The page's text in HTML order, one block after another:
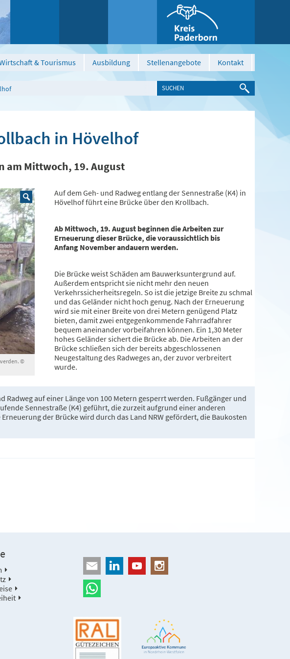
& Tourismus Ausbildung Stellenangebote Kontakt
in Hövelhof
am Mittwoch, 19. August
©
Auf dem Geh- und Radweg entlang der Sennestraße (K4) in
Hövelhof führt eine Brücke über den Krollbach.
Ab Mittwoch, 19. August beginnen die Arbeiten zur
Erneuerung dieser Brücke, die voraussichtlich bis
Anfang November andauern werden.
Die Brücke weist Schäden am Bauwerksuntergrund auf.
Außerdem entspricht sie nicht mehr den neuen
Verkehrssicherheitsregeln. So ist die jetzige Breite zu schmal
und das Geländer nicht hoch genug. Nach der Erneuerung
wird sie mit einer Breite von drei Metern genügend Platz
bieten, damit zwei entgegenkommende Fahrradfahrer
bequem aneinander vorbeifahren können. Ein 1,30 Meter
hohes Geländer sichert die Brücke ab. Die Arbeiten an der
Brücke schließen sich der bereits abgeschlossenen
Neugestaltung des Radweges an, der zuvor verbreitert
wurde.
Radweg auf einer Länge von 100 Metern gesperrt werden. Fußgänger und
Sennestraße (K4) geführt, die zurzeit aufgrund einer anderen
der Brücke wird durch das Land NRW gefördert, die Baukosten